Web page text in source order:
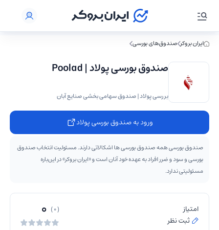
ایران بروکر صندوق‌های بورسی
صندوق بورسی پولاد | Poolad
بررسی پولاد | صندوق سهامی بخشی صنایع آبان
ورود به صندوق بورسی پولاد
صندوق بورسی همه صندوق بورسی ها اشکالاتی دارند. مسئولیت انتخاب صندوق
بورسی و سود و ضرر افراد به عهده خود آنان است و «ایران بروکر» در این‌باره
مسئولیتی ندارد.
امتیاز
ثبت نظر
( 0 )
0